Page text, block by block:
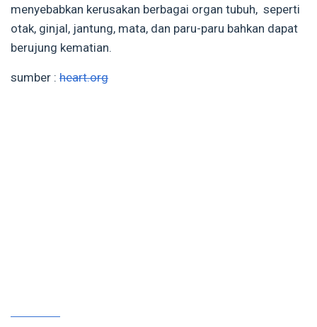
menyebabkan kerusakan berbagai organ tubuh, seperti
otak, ginjal, jantung, mata, dan paru-paru bahkan dapat
berujung kematian.
sumber : heart.org